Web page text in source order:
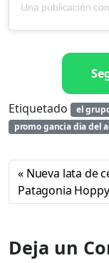
Una publicación
Etiquetado el
promo gancia dia del
Nueva lata de
Patagonia
Deja un